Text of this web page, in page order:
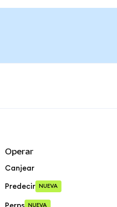
Operar
Canjear
Predecir NUEVA
NUEVA